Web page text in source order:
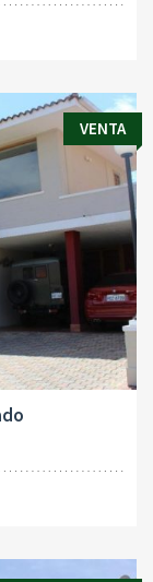
VENTA